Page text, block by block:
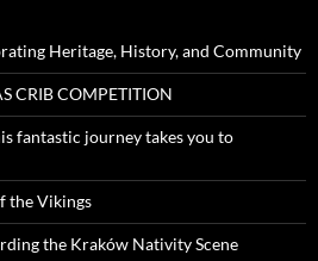
Heritage, History, and Community
CRIB COMPETITION
fantastic journey takes you to
the Vikings
the Kraków Nativity Scene